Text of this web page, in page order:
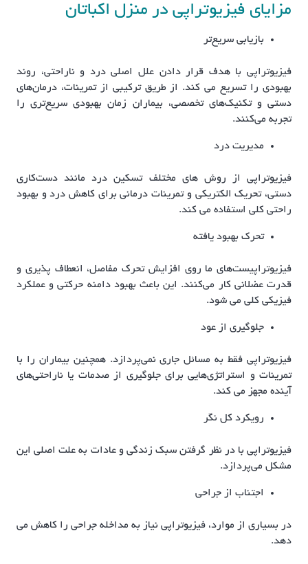
مزایای فیزیوتراپی در منزل اکباتان
بازیابی سریع‌تر
فیزیوتراپی با هدف قرار دادن علل اصلی درد و ناراحتی، روند
بهبودی را تسریع می کند. از طریق ترکیبی از تمرینات، درمان‌های
دستی و تکنیک‌های تخصصی، بیماران زمان بهبودی سریع‌تری را
تجربه می‌کنند.
مدیریت درد
فیزیوتراپی از روش های مختلف تسکین درد مانند دست‌کاری
دستی، تحریک الکتریکی و تمرینات درمانی برای کاهش درد و بهبود
راحتی کلی استفاده می کند.
تحرک بهبود یافته
فیزیوتراپیست‌های ما روی افزایش تحرک مفاصل، انعطاف پذیری و
قدرت عضلانی کار می‌کنند. این باعث بهبود دامنه حرکتی و عملکرد
فیزیکی کلی می شود.
جلوگیری از عود
فیزیوتراپی فقط به مسائل جاری نمی‌پردازد. همچنین بیماران را با
تمرینات و استراتژی‌هایی برای جلوگیری از صدمات یا ناراحتی‌های
آینده مجهز می کند.
رویکرد کل نگر
فیزیوتراپی با در نظر گرفتن سبک زندگی و عادات به علت اصلی این
مشکل می‌پردازد.
اجتناب از جراحی
در بسیاری از موارد، فیزیوتراپی نیاز به مداخله جراحی را کاهش می
دهد.